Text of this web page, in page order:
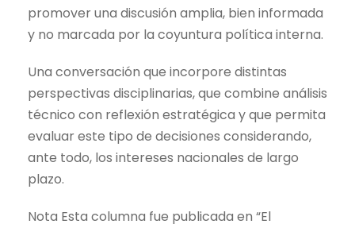
promover una discusión amplia, bien informada
y no marcada por la coyuntura política interna.
Una conversación que incorpore distintas
perspectivas disciplinarias, que combine análisis
técnico con reflexión estratégica y que permita
evaluar este tipo de decisiones considerando,
ante todo, los intereses nacionales de largo
plazo.
Nota Esta columna fue publicada en “El